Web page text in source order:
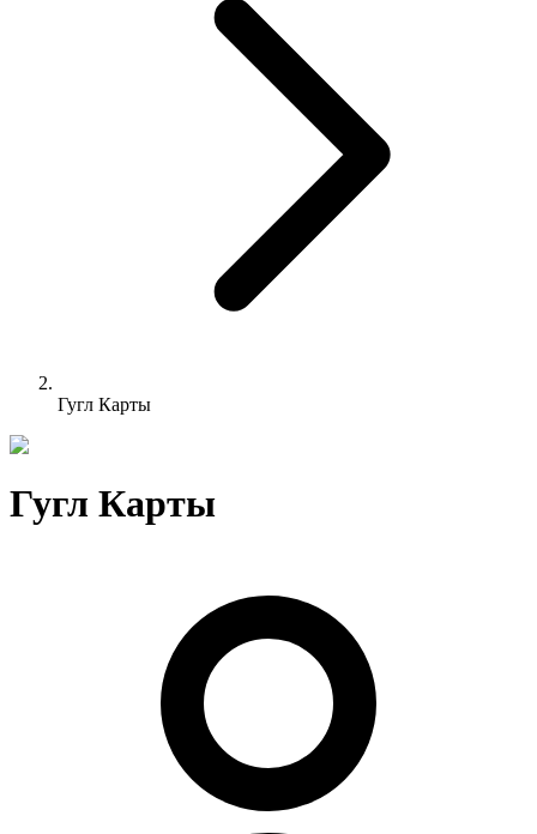
Гугл Карты
Гугл Карты